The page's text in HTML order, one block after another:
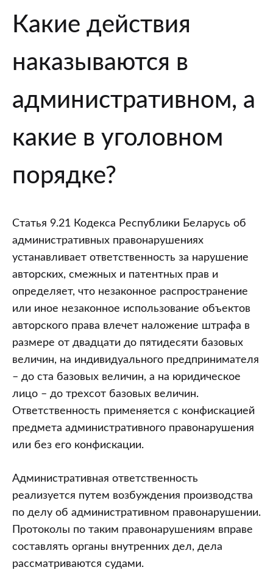
Какие действия
наказываются в
административном, а
какие в уголовном
порядке?
Статья 9.21 Кодекса Республики Беларусь об
административных правонарушениях
устанавливает ответственность за нарушение
авторских, смежных и патентных прав и
определяет, что незаконное распространение
или иное незаконное использование объектов
авторского права влечет наложение штрафа в
размере от двадцати до пятидесяти базовых
величин, на индивидуального предпринимателя
– до ста базовых величин, а на юридическое
лицо – до трехсот базовых величин.
Ответственность применяется с конфискацией
предмета административного правонарушения
или без его конфискации.
Административная ответственность
реализуется путем возбуждения производства
по делу об административном правонарушении.
Протоколы по таким правонарушениям вправе
составлять органы внутренних дел, дела
рассматриваются судами.